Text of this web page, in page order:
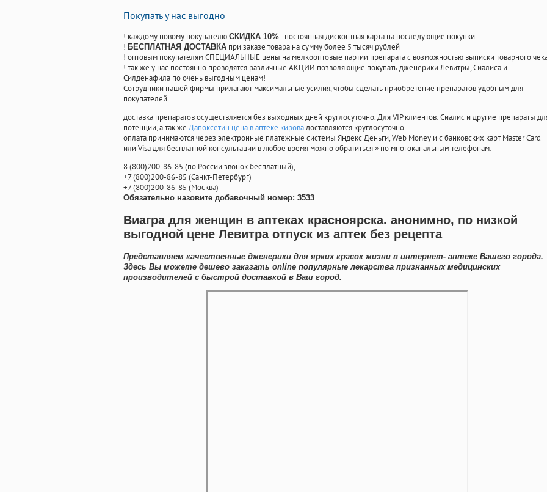
Покупать у нас выгодно
! каждому новому покупателю СКИДКА 10%- постоянная дисконтная карта на последующие покупки
! БЕСПЛАТНАЯ ДОСТАВКА при заказе товара на сумму более 5 тысяч рублей
! оптовым покупателям СПЕЦИАЛЬНЫЕ цены на мелкооптовые партии препарата с возможностью выписки товарного
! так же у нас постоянно проводятся различные АКЦИИ позволяющие покупать дженерики Левитры, Сиалиса и
Силденафила по очень выгодным ценам!
Cотрудники нашей фирмы прилагают максимальные усилия, чтобы сделать приобретение препаратов удобным для
покупателей
доставка препаратов осуществляется без выходных дней круглосуточно. Для VIP клиентов: Сиалис и другие препараты
потенции, а так же Дапоксетин цена в аптеке кировадоставляются круглосуточно
оплата принимаются через электронные платежные системы Яндекс Деньги, Web Money и с банковских карт Master Card
или Visa для бесплатной консультации в любое время можно обратиться» по многоканальным телефонам:
8(800)200-86-85 (по России звонок бесплатный),
+7(800)200-86-85 (Санкт-Петербург)
+7(800)200-86-85 (Москва)
Обязательно назовите добавочный номер: 3533
Виагра для женщин в аптеках красноярска. анонимно, по низкой
выгодной цене Левитра отпуск из аптек без рецепта
Представляем качественные дженерики для ярких красок жизни в интернет- аптеке Вашего города.
Здесь Вы можете дешево заказать online популярные лекарства признанных медицинских
производителей с быстрой доставкой в Ваш город.